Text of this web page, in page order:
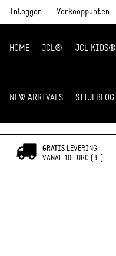
Inloggen Verkooppunten
HOME JCL® JCL KIDS®
NEW ARRIVALS STIJLBLOG
GRATISLEVERING
VANAF 10 EURO (BE)